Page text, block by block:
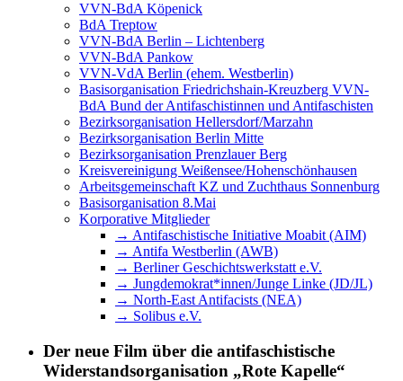
VVN-BdA Köpenick
BdA Treptow
VVN-BdA Berlin – Lichtenberg
VVN-BdA Pankow
VVN-VdA Berlin (ehem. Westberlin)
Basisorganisation Friedrichshain-Kreuzberg VVN-
BdA Bund der Antifaschistinnen und Antifaschisten
Bezirksorganisation Hellersdorf/Marzahn
Bezirksorganisation Berlin Mitte
Bezirksorganisation Prenzlauer Berg
Kreisvereinigung Weißensee/Hohenschönhausen
Arbeitsgemeinschaft KZ und Zuchthaus Sonnenburg
Basisorganisation 8.Mai
Korporative Mitglieder
→ Antifaschistische Initiative Moabit (AIM)
→ Antifa Westberlin (AWB)
→ Berliner Geschichtswerkstatt e.V.
→ Jungdemokrat*innen/Junge Linke (JD/JL)
→ North-East Antifacists (NEA)
→ Solibus e.V.
Der neue Film über die antifaschistische
Widerstandsorganisation „Rote Kapelle“